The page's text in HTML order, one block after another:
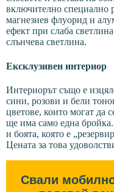
включително специално
магнезиев флуорид и
ефект при слаба
слънчева светлина.
Ексклузивен интериор
Интериорът също е
сини, розови и бели
цветове, които могат да
ще има само една
и боята, която е
Цената за това
Свали